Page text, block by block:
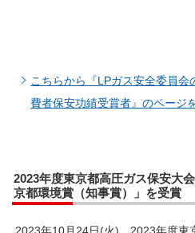
こちらから『LPガス安全委員
費者保安功績受賞者』のページ
2023年度東京都高圧ガス保安大
京都環境賞（知事賞）」を受賞